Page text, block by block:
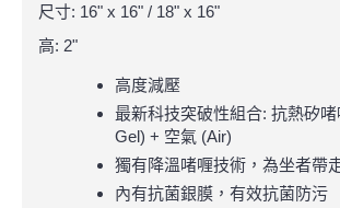
尺寸: 16" x 16" / 18" x 16"
高: 2"
高度減壓
最新科技突破性組合: 抗熱矽
Gel) + 空氣 (Air)
獨有降溫啫喱技術，為坐者帶
內有抗菌銀膜，有效抗菌防污